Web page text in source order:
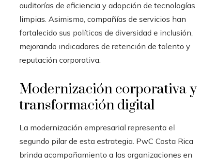
auditorías de eficiencia y adopción de tecnologías
limpias. Asimismo, compañías de servicios han
fortalecido sus políticas de diversidad e inclusión,
mejorando indicadores de retención de talento y
reputación corporativa.
Modernización corporativa y
transformación digital
La modernización empresarial representa el
segundo pilar de esta estrategia. PwC Costa Rica
brinda acompañamiento a las organizaciones en